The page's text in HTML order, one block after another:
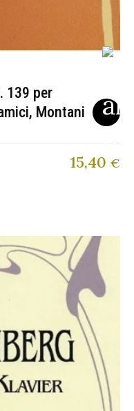
139 per
Montani
15,40 €